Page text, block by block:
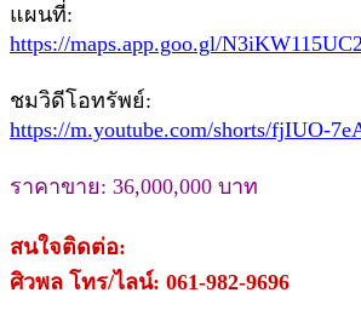
แผนที่:
https://maps.app.goo.gl/
ชมวิดีโอทรัพย์:
https://m.youtube.com/shorts/fjIUO-
ราคาขาย: 36,000,000 บาท
สนใจติดต่อ:
ศิวพล โทร/ไลน์: 061-982-9696